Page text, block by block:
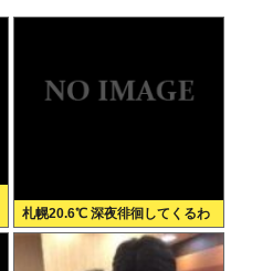
札幌20.6℃ 深夜徘徊してくるわ